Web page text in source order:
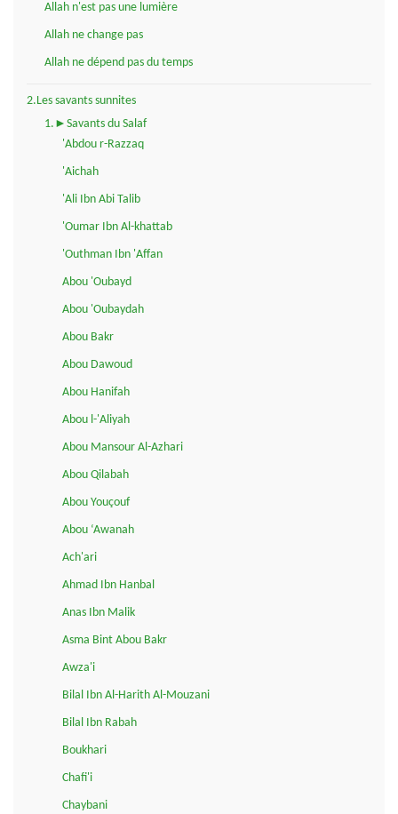
Allah n'est pas une lumière
Allah ne change pas
Allah ne dépend pas du temps
2.Les savants sunnites
1.►Savants du Salaf
'Abdou r-Razzaq
'Aichah
'Ali Ibn Abi Talib
'Oumar Ibn Al-khattab
'Outhman Ibn 'Affan
Abou 'Oubayd
Abou 'Oubaydah
Abou Bakr
Abou Dawoud
Abou Hanifah
Abou l-'Aliyah
Abou Mansour Al-Azhari
Abou Qilabah
Abou Youçouf
Abou ‘Awanah
Ach'ari
Ahmad Ibn Hanbal
Anas Ibn Malik
Asma Bint Abou Bakr
Awza'i
Bilal Ibn Al-Harith Al-Mouzani
Bilal Ibn Rabah
Boukhari
Chafi'i
Chaybani